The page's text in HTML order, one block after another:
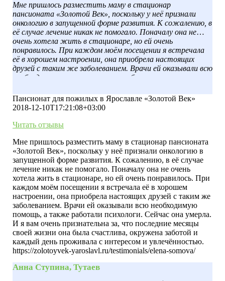
Мне пришлось разместить маму в стационар
пансионата «Золотой Век», поскольку у неё признали
онкологию в запущенной форме развития. К сожалению, в
её случае лечение никак не помогало. Поначалу она не
очень хотела жить в стационаре, но ей очень
понравилось. При каждом моём посещении я встречала
её в хорошем настроении, она приобрела настоящих
друзей с таким же заболеванием. Врачи ей оказывали всю
необходимую помощь, а также работали психологи.
последние месяцы своей жизни она была счастлива,
окружена заботой и каждый день проживала с
Пансионат для пожилых в Ярославле «Золотой Век»
2018-12-10T17:21:08+03:00
Читать отзывы
Мне пришлось разместить маму в стационар пансионата
«Золотой Век», поскольку у неё признали онкологию в
запущенной форме развития. К сожалению, в её случае
лечение никак не помогало. Поначалу она не очень
хотела жить в стационаре, но ей очень понравилось. При
каждом моём посещении я встречала её в хорошем
настроении, она приобрела настоящих друзей с таким же
заболеванием. Врачи ей оказывали всю необходимую
помощь, а также работали психологи. Сейчас она умерла.
И я вам очень признательна за, что последние месяцы
своей жизни она была счастлива, окружена заботой и
каждый день проживала с интересом и увлечённостью.
https://zolotoyvek-yaroslavl.ru/testimonials/elena-somova/
Анна Ступина, Тутаев